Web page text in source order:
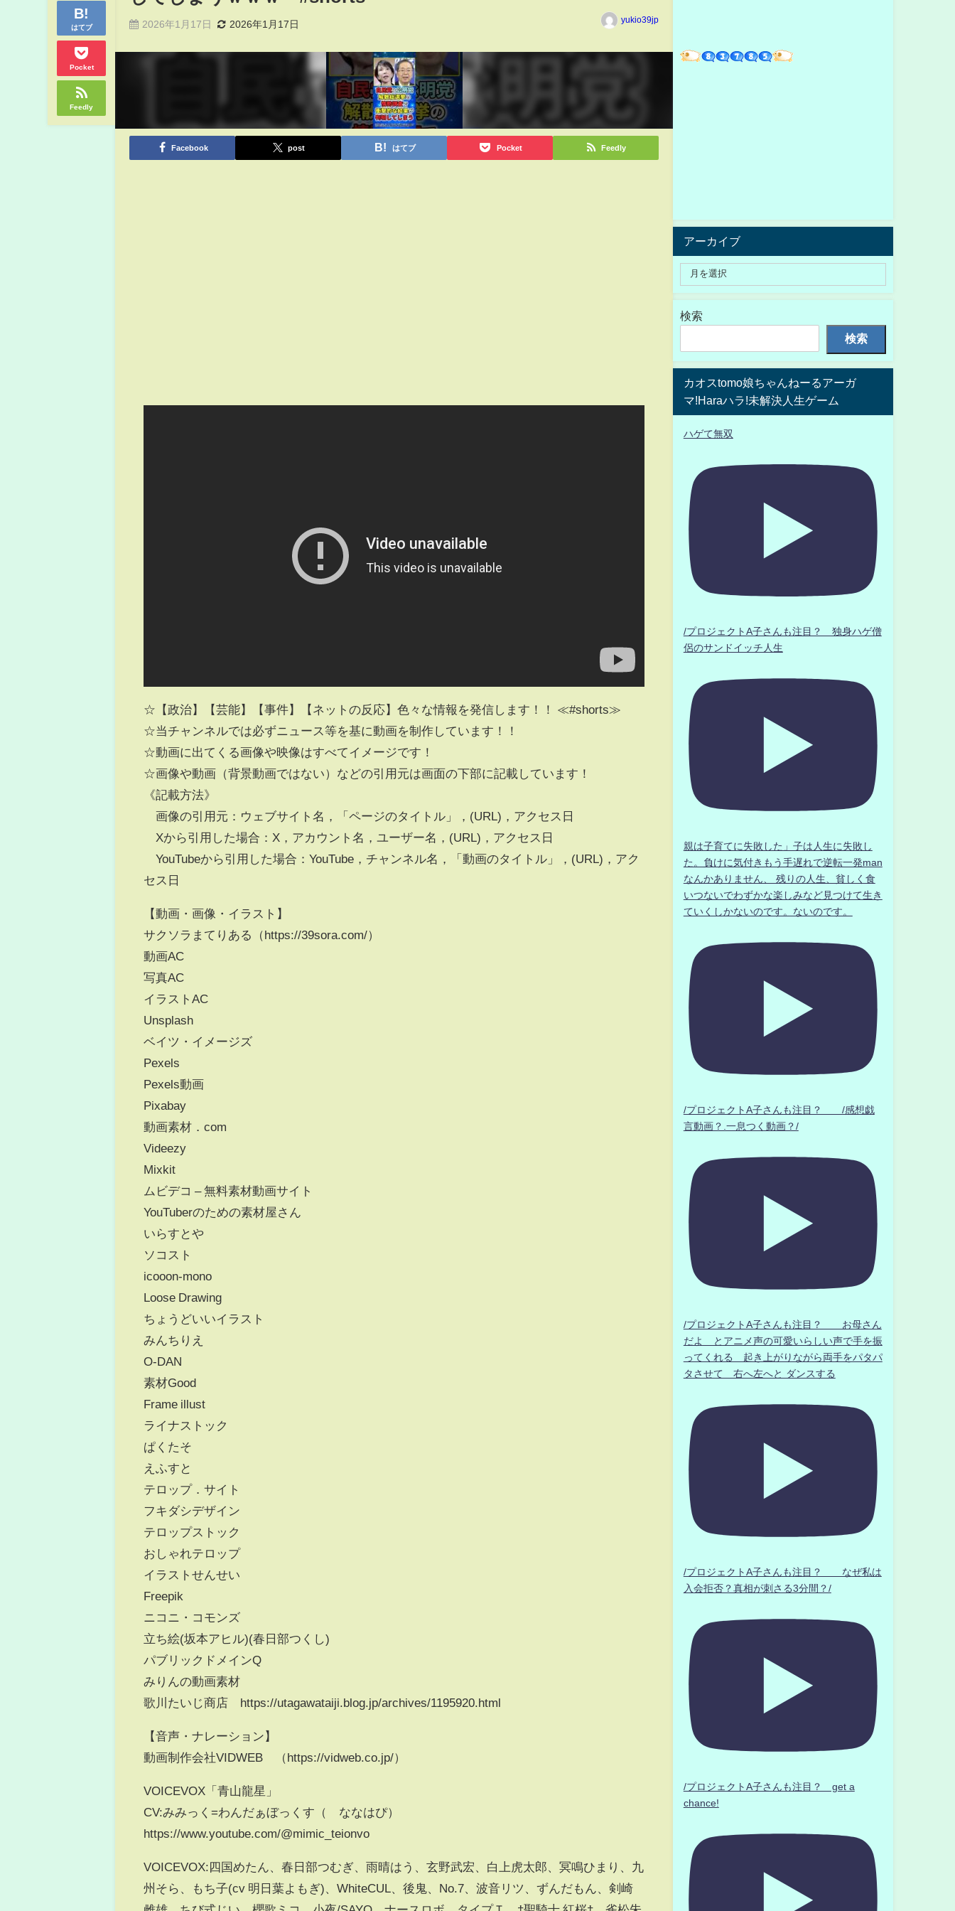
はてブ
Pocket
Feedly
2026年1月17日 2026年1月17日 yukio39jp
Facebook post はてブ Pocket Feedly
☆【政治】【芸能】【事件】【ネットの反応】色々な情報を発信します！！ ≪#shorts≫
☆当チャンネルでは必ずニュース等を基に動画を制作しています！！
☆動画に出てくる画像や映像はすべてイメージです！
☆画像や動画（背景動画ではない）などの引用元は画面の下部に記載しています！
《記載方法》
画像の引用元：ウェブサイト名，「ページのタイトル」，(URL)，アクセス日
Xから引用した場合：X，アカウント名，ユーザー名，(URL)，アクセス日
YouTubeから引用した場合：YouTube，チャンネル名，「動画のタイトル」，(URL)，アク
セス日
【動画・画像・イラスト】
サクソラまてりある（https://39sora.com/）
動画AC
写真AC
イラストAC
Unsplash
ベイツ・イメージズ
Pexels
Pexels動画
Pixabay
動画素材．com
Videezy
Mixkit
ムビデコ – 無料素材動画サイト
YouTuberのための素材屋さん
いらすとや
ソコスト
icooon-mono
Loose Drawing
ちょうどいいイラスト
みんちりえ
O-DAN
素材Good
Frame illust
ライナストック
ぱくたそ
えふすと
テロップ．サイト
フキダシデザイン
テロップストック
おしゃれテロップ
イラストせんせい
Freepik
ニコニ・コモンズ
立ち絵(坂本アヒル)(春日部つくし)
パブリックドメインQ
みりんの動画素材
歌川たいじ商店 https://utagawataiji.blog.jp/archives/1195920.html
【音声・ナレーション】
動画制作会社VIDWEB （https://vidweb.co.jp/）
VOICEVOX「青山龍星」
CV:みみっく=わんだぁぼっくす（©ななはぴ）
https://www.youtube.com/@mimic_teionvo
VOICEVOX:四国めたん、春日部つむぎ、雨晴はう、玄野武宏、白上虎太郎、冥鳴ひまり、九
州そら、もち子(cv 明日葉よもぎ)、WhiteCUL、後鬼、No.7、波音リツ、ずんだもん、剣崎
アーカイブ
検索
検索
カオスtomo娘ちゃんねーるアーガ
マ!Haraハラ!未解決人生ゲーム
ハゲて無双
/プロジェクトA子さんも注目？ 独身ハゲ僧
侶のサンドイッチ人生
親は子育てに失敗した」子は人生に失敗し
た。負けに気付きもう手遅れで逆転一発man
なんかありません、 残りの人生、貧しく食
いつないでわずかな楽しみなど見つけて生き
ていくしかないのです。ないのです。
/プロジェクトA子さんも注目？ /感想戯
言動画？.一息つく動画？/
/プロジェクトA子さんも注目？ お母さん
だよ とアニメ声の可愛いらしい声で手を振
ってくれる 起き上がりながら両手をパタパ
タさせて 右へ左へと ダンスする
/プロジェクトA子さんも注目？ なぜ私は
入会拒否？真相が刺さる3分間？/
/プロジェクトA子さんも注目？ get a
chance!